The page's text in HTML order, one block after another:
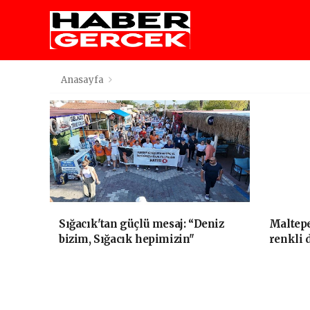
Anasayfa
Sığacık'tan güçlü mesaj: “Deniz
bizim, Sığacık hepimizin"
renkli